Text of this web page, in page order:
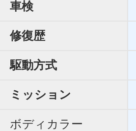
車検
修復歴
駆動方式
ミッション
ボディカラー